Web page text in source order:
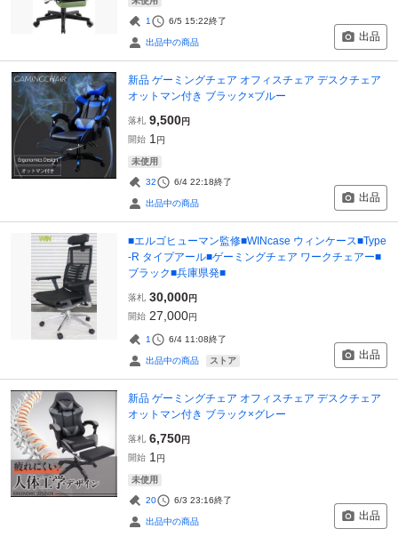
1 6/5 15:22終了
出品中の商品 出品
新品 ゲーミングチェア オフィスチェア デスクチェア
オットマン付き ブラック×ブルー
落札 9,500円
開始 1 円
未使用
32 6/4 22:18終了
出品中の商品 出品
■エルゴヒューマン監修■WINcase ウィンケース■Type
-R タイプアール■ゲーミングチェア ワークチェアー■
ブラック■兵庫県発■
落札 30,000円
開始 27,000円
1 6/4 11:08終了
出品中の商品 ストア 出品
新品 ゲーミングチェア オフィスチェア デスクチェア
オットマン付き ブラック×グレー
落札 6,750円
開始 1 円
未使用
20 6/3 23:16終了
出品中の商品 出品